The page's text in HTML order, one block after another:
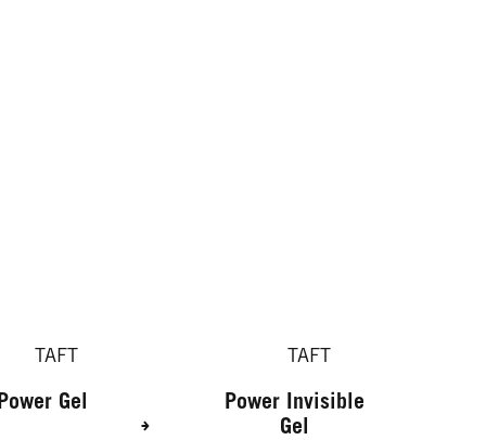
TAFT
Gel
TAFT
Power Invisible
Gel